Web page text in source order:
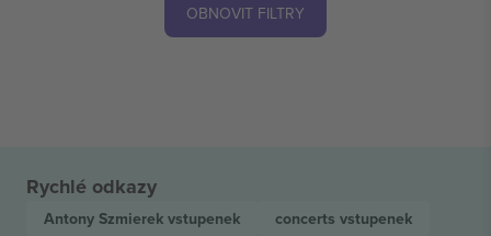
OBNOVIT FILTRY
Rychlé odkazy
Antony Szmierek vstupenek concerts vstupenek